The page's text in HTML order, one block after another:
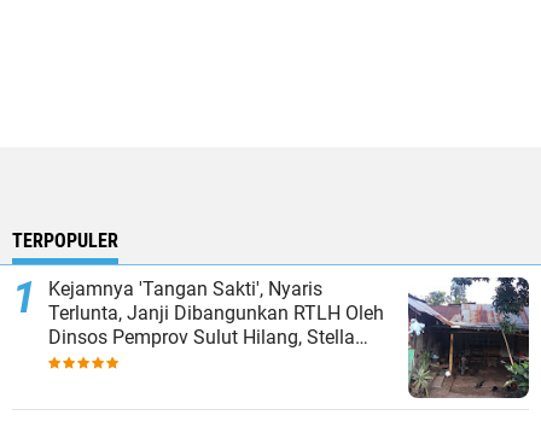
TERPOPULER
Kejamnya 'Tangan Sakti', Nyaris
Terlunta, Janji Dibangunkan RTLH Oleh
Dinsos Pemprov Sulut Hilang, Stella
Runtuwene : "Siapa Yang Mengatur